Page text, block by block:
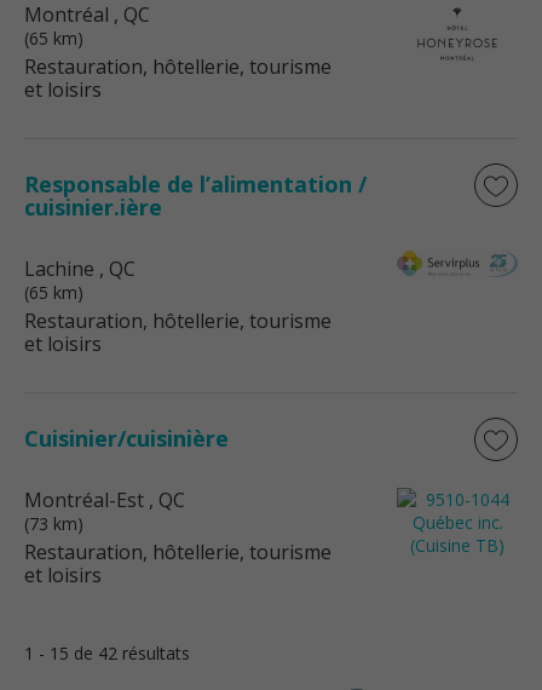
Montréal , QC
(65 km)
Restauration, hôtellerie, tourisme
et loisirs
Responsable de l’alimentation /
cuisinier.ière
Lachine , QC
(65 km)
Restauration, hôtellerie, tourisme
et loisirs
Cuisinier/cuisinière
Montréal-Est , QC
(73 km)
Restauration, hôtellerie, tourisme
et loisirs
1 - 15 de 42 résultats